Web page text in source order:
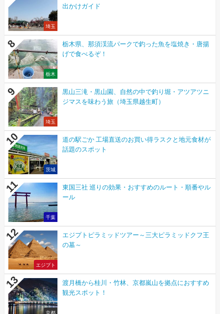
埼玉
出かけガイド
栃木
栃木県、那須渓流パークで釣った魚を塩焼き・唐揚
げで食べるぞ！
埼玉
黒山三滝・黒山園、自然の中で釣り堀・アツアツニ
ジマスを味わう旅（埼玉県越生町）
茨城
道の駅ごか 工場直送のお買い得ラスクと地元食材が
話題のスポット
千葉
東国三社 巡りの効果・おすすめのルート・順番やル
ール
エジプト
エジプトピラミッドツアー～三大ピラミッドクフ王
の墓～
京都
渡月橋から桂川・竹林、京都嵐山を拠点におすすめ
観光スポット！